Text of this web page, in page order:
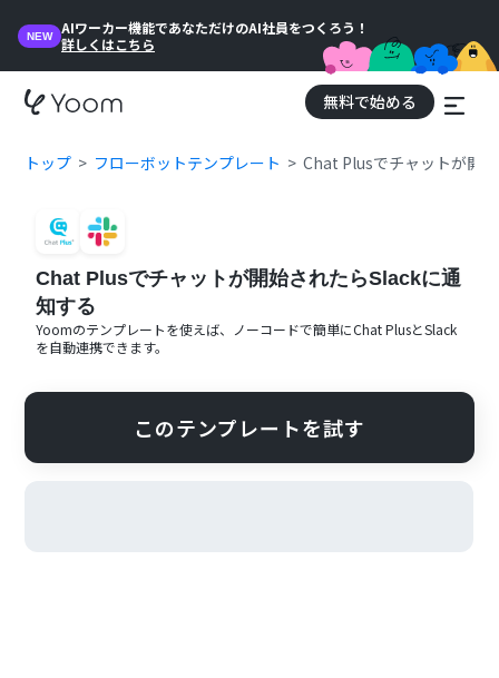
NEW
AIワーカー機能であなただけのAI社員をつくろう！
詳しくはこちら
無料で始める
トップ フローボットテンプレート Chat Plusでチャットが開
Chat Plusでチャットが開始されたらSlackに通
知する
Yoomのテンプレートを使えば、ノーコードで簡単にChat PlusとSlack
を自動連携できます。
このテンプレートを試す